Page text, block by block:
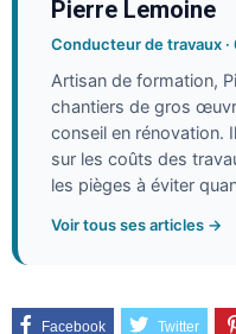
Pierre Lemoine
Conducteur de travaux
Artisan de formation,
chantiers de gros
conseil en rénovation.
sur les coûts des
les pièges à éviter
Voir tous ses articles →